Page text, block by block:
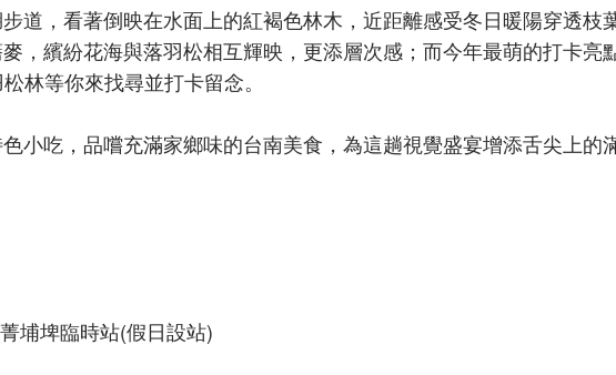
道，看著倒映在水面上的紅褐色林木，近距離感受冬日暖陽穿透枝
，繽紛花海與落羽松相互輝映，更添層次感；而今年最萌的打卡亮
林等你來找尋並打卡留念。
小吃，品嚐充滿家鄉味的台南美食，為這趟視覺盛宴增添舌尖上的
埔埤臨時站(假日設站)